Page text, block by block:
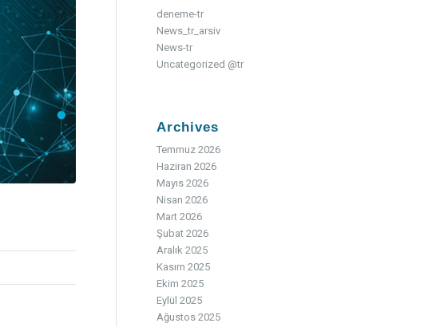
deneme-tr
News_tr_arsiv
News-tr
Uncategorized @tr
Archives
Temmuz 2026
Haziran 2026
Mayıs 2026
Nisan 2026
Mart 2026
Şubat 2026
Aralık 2025
Kasım 2025
Ekim 2025
Eylül 2025
Ağustos 2025